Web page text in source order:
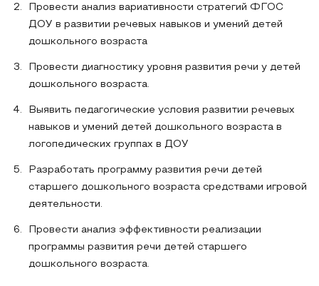
Провести анализ вариативности стратегий ФГОС
ДОУ в развитии речевых навыков и умений детей
дошкольного возраста
Провести диагностику уровня развития речи у детей
дошкольного возраста.
Выявить педагогические условия развитии речевых
навыков и умений детей дошкольного возраста в
логопедических группах в ДОУ
Разработать программу развития речи детей
старшего дошкольного возраста средствами игровой
деятельности.
Провести анализ эффективности реализации
программы развития речи детей старшего
дошкольного возраста.